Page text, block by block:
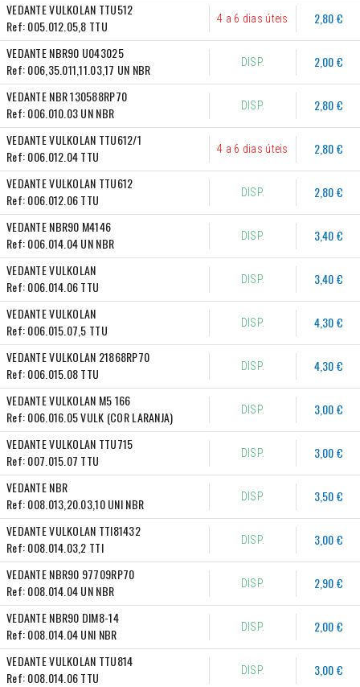
VEDANTE VULKOLAN TTU512
Ref:005.012.05,8 TTU 4 a 6 dias úteis 2,80 €
VEDANTE NBR90 U043025
Ref:006,35.011,11.03,17 UN NBR DISP. 2,00 €
VEDANTE NBR 130588RP70
Ref:006.010.03 UN NBR DISP. 2,80 €
VEDANTE VULKOLAN TTU612/1
Ref:006.012.04 TTU 4 a 6 dias úteis 2,80 €
VEDANTE VULKOLAN TTU612
Ref:006.012.06 TTU DISP. 2,80 €
VEDANTE NBR90 M4146
Ref:006.014.04 UN NBR DISP. 3,40 €
VEDANTE VULKOLAN
Ref:006.014.06 TTU DISP. 3,40 €
VEDANTE VULKOLAN
Ref:006.015.07,5 TTU DISP. 4,30 €
VEDANTE VULKOLAN 21868RP70
Ref:006.015.08 TTU DISP. 4,30 €
VEDANTE VULKOLAN M5 166
Ref:006.016.05 VULK (COR LARANJA) DISP. 3,00 €
VEDANTE VULKOLAN TTU715
Ref:007.015.07 TTU DISP. 3,00 €
VEDANTE NBR
Ref:008.013,20.03,10 UNI NBR DISP. 3,50 €
VEDANTE VULKOLAN TTI81432
Ref:008.014.03,2 TTI DISP. 3,00 €
VEDANTE NBR90 97709RP70
Ref:008.014.04 UN NBR DISP. 2,90 €
VEDANTE NBR90 DIM8-14
Ref:008.014.04 UNI NBR DISP. 2,00 €
VEDANTE VULKOLAN TTU814
Ref:008.014.06 TTU DISP. 3,00 €